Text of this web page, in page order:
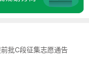
批C段征集志愿通告